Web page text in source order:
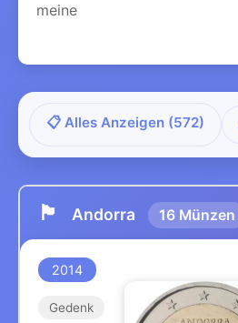
meine
📋 Alles Anzeigen (572)
🏴 Andorra 16 Münzen
2014
Gedenk